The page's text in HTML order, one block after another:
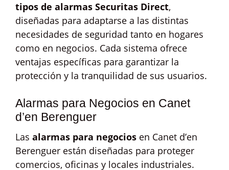
tipos de alarmas Securitas Direct,
diseñadas para adaptarse a las distintas
necesidades de seguridad tanto en hogares
como en negocios. Cada sistema ofrece
ventajas específicas para garantizar la
protección y la tranquilidad de sus usuarios.
Alarmas para Negocios en Canet
d’en Berenguer
Las alarmas para negocios en Canet d’en
Berenguer están diseñadas para proteger
comercios, oficinas y locales industriales.